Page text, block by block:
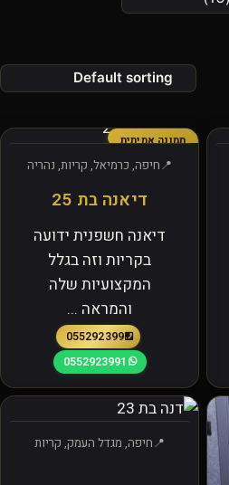
תמונה אמיתית
חיפה, כרמיאל, קריות, נהריה
דיאנה בת 25
דיאנה חשפנית ידועה
בקריות וזה בגלל
המקצועיות שלה
והמראה ...
0552923991
0552923991
חיפה, מגדל העמק, קריות